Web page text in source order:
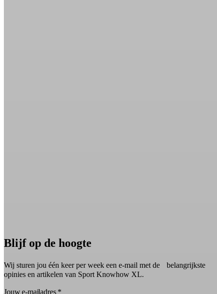
Blijf op de hoogte
Wij sturen jou één keer per week een e-mail met de belangrijkste
opinies en artikelen van Sport Knowhow XL.
Jouw e-mailadres *